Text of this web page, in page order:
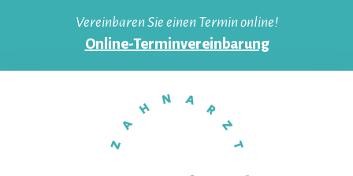
Vereinbaren Sie einen Termin online!
Online-Terminvereinbarung